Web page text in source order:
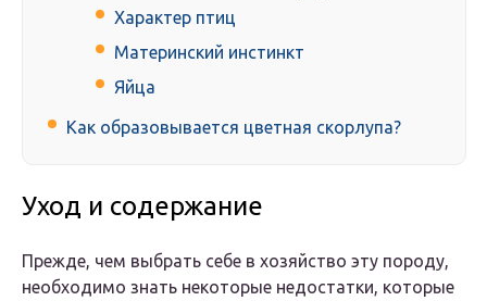
Характер птиц
Материнский инстинкт
Яйца
Как образовывается цветная скорлупа?
Уход и содержание
Прежде, чем выбрать себе в хозяйство эту породу,
необходимо знать некоторые недостатки, которые